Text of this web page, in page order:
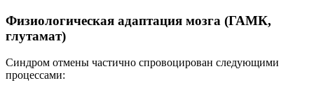
Физиологическая адаптация мозга (ГАМК,
глутамат)
Синдром отмены частично спровоцирован следующими
процессами: